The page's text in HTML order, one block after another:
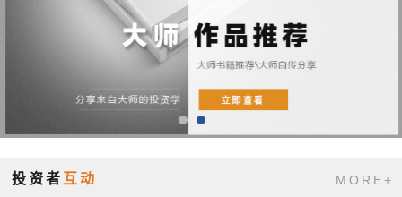
投资者 互动 MORE+